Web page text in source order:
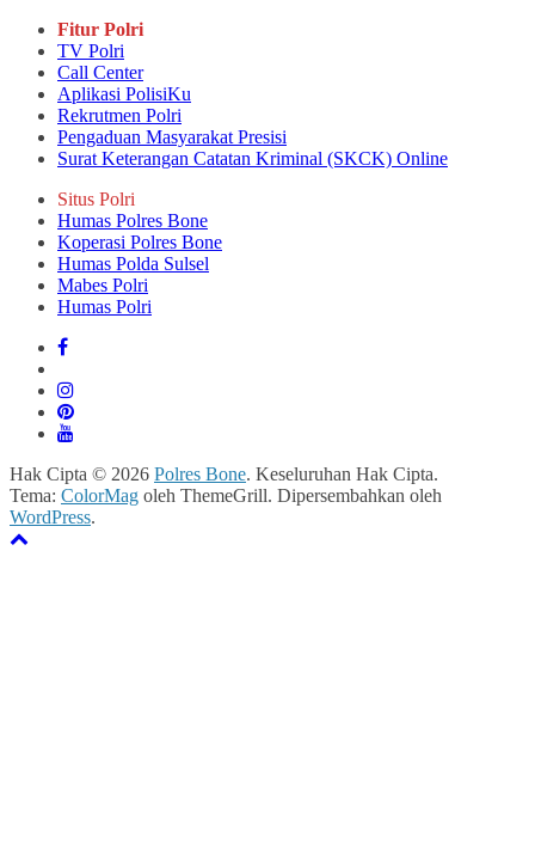
Fitur Polri
TV Polri
Call Center
Aplikasi PolisiKu
Rekrutmen Polri
Pengaduan Masyarakat Presisi
Surat Keterangan Catatan Kriminal (SKCK) Online
Situs Polri
Humas Polres Bone
Koperasi Polres Bone
Humas Polda Sulsel
Mabes Polri
Humas Polri
Hak Cipta © 2026 Polres Bone. Keseluruhan Hak Cipta.
Tema: ColorMag oleh ThemeGrill. Dipersembahkan oleh
WordPress.